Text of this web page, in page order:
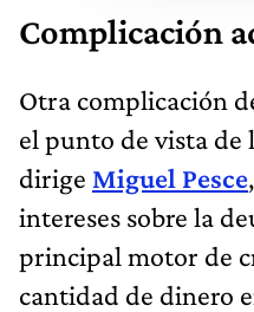
Complicación
Otra complicación
el punto de vista
dirige Miguel Pesce
intereses sobre la
principal motor de
cantidad de dinero